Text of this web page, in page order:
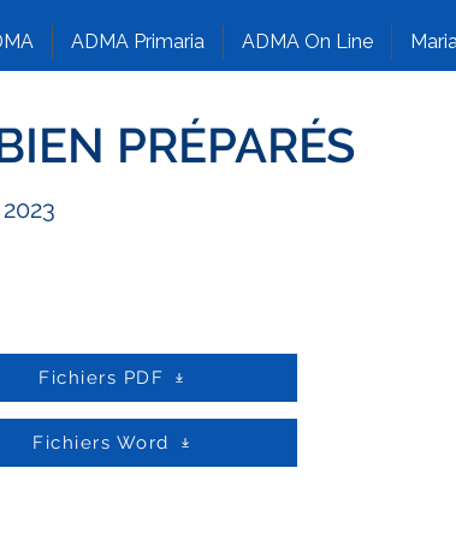
ADMA Primaria ADMA On Line
PRÉPARÉS
Fichiers PDF
Fichiers Word